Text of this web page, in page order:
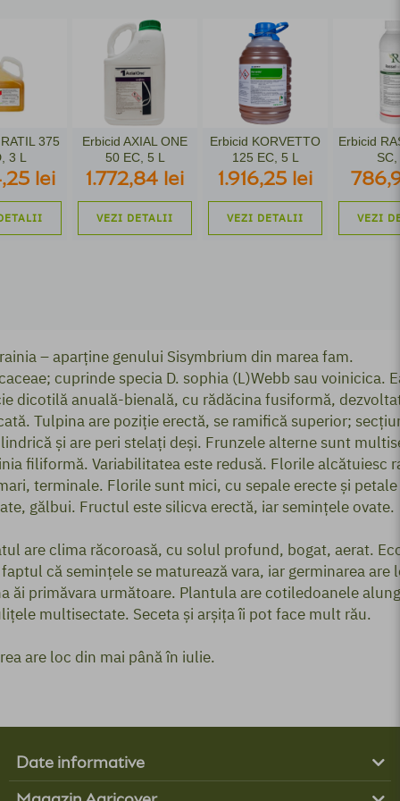
375
3 L
lei
Erbicid AXIAL ONE
50 EC, 5 L
1.772,84 lei
VEZI DETALII
Erbicid KORVETTO
125 EC, 5 L
1.916,25 lei
VEZI DETALII
Erbicid
VEZI
– aparține genului Sisymbrium din marea fam.
cuprinde specia D. sophia (L)Webb sau voinicica.
dicotilă anuală-bienală, cu rădăcina fusiformă,
Tulpina are poziţie erectă, se ramifică superior;
şi are peri stelaţi deşi. Frunzele alterne sunt
filiformă. Variabilitatea este redusă. Florile alcătuiesc
terminale. Florile sunt mici, cu sepale erecte şi
gălbui. Fructul este silicva erectă, iar seminţele ovate.
are clima răcoroasă, cu solul profund, bogat, aerat.
că seminţele se maturează vara, iar germinarea are
ăi primăvara următoare. Plantula are cotiledoanele
multisectate. Seceta şi arşiţa îi pot face mult rău.
are loc din mai până în iulie.
Date informative
Produse